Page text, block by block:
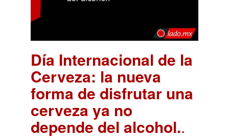
Día Internacional de la
Cerveza: la nueva
forma de disfrutar una
cerveza ya no
depende del alcohol..